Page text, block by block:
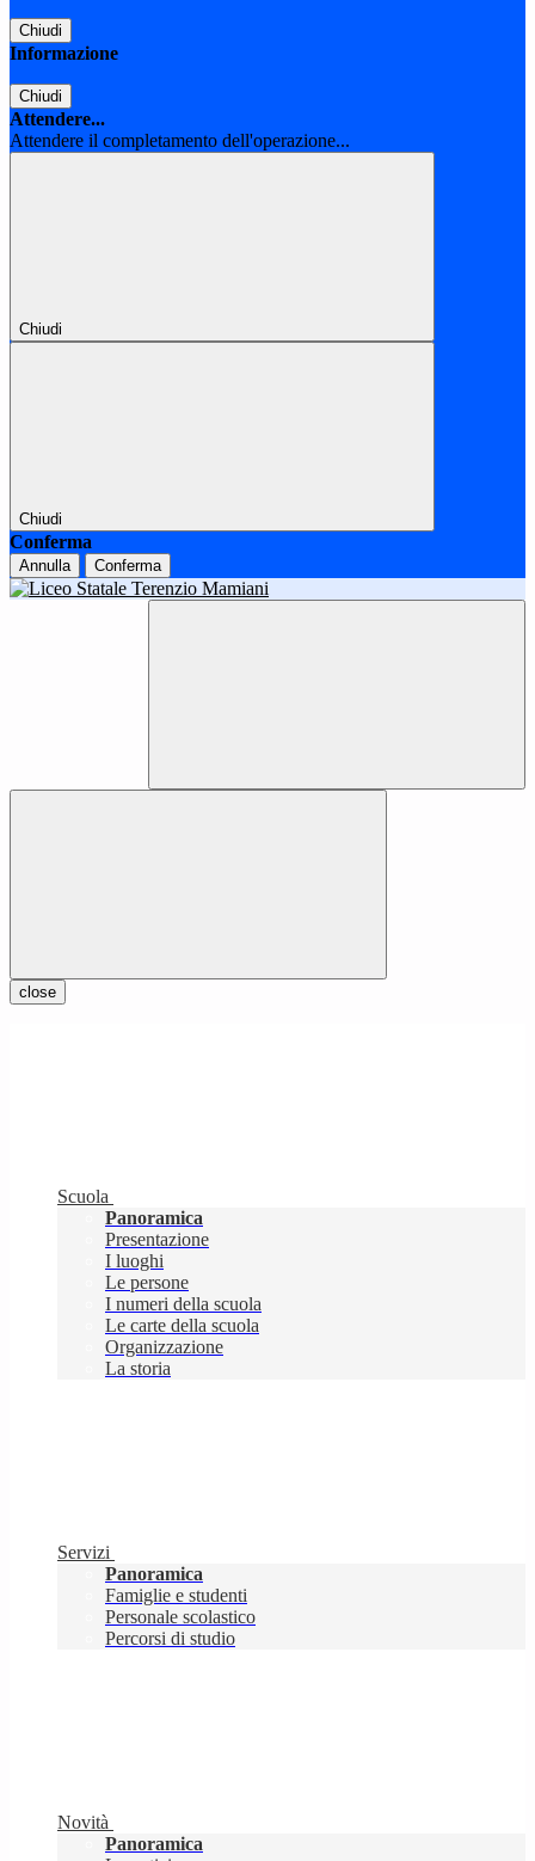
Chiudi
Informazione
Chiudi
Attendere...
Attendere il completamento dell'operazione...
Chiudi
Chiudi
Conferma
Annulla Conferma
close
Scuola
Panoramica
Presentazione
I luoghi
Le persone
I numeri della scuola
Le carte della scuola
Organizzazione
La storia
Servizi
Panoramica
Famiglie e studenti
Personale scolastico
Percorsi di studio
Novità
Panoramica